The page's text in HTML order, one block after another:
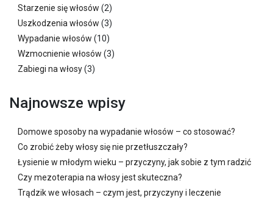
Starzenie się włosów (2)
Uszkodzenia włosów (3)
Wypadanie włosów (10)
Wzmocnienie włosów (3)
Zabiegi na włosy(3)
Najnowsze wpisy
Domowe sposoby na wypadanie włosów – co stosować?
Co zrobić żeby włosy się nie przetłuszczały?
Łysienie w młodym wieku – przyczyny, jak sobie z tym radzić
Czy mezoterapia na włosy jest skuteczna?
Trądzik we włosach – czym jest, przyczyny i leczenie